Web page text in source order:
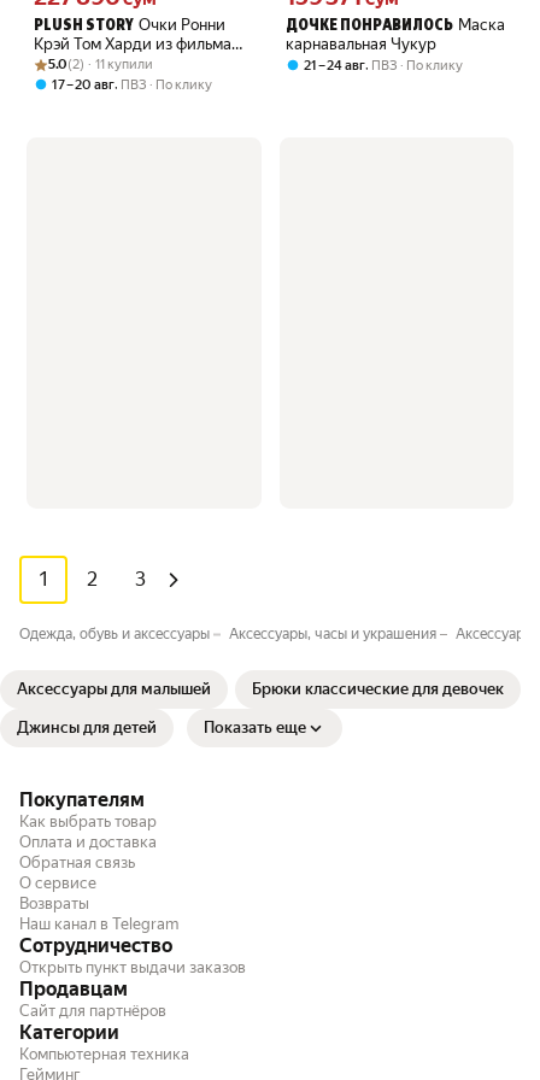
PLUSH STORY Очки Ронни
Крэй Том Харди из фильма
Легенда
Рейтинг товара: 5.0 из 5
Оценок: (2) · 11 купили
5.0(2) · 11 купили
17 – 20 авг, ПВЗ По клику
ДОЧКЕ ПОНРАВИЛОСЬ Маска
карнавальная Чукур
21 – 24 авг, ПВЗ По клику
1 2 3
Одежда, обувь и аксессуары Аксессуары, часы и украшения Аксессуары
Аксессуары для малышей Брюки классические для девочек
Джинсы для детей Показать еще
Покупателям
Как выбрать товар
Оплата и доставка
Обратная связь
О сервисе
Возвраты
Наш канал в Telegram
Сотрудничество
Открыть пункт выдачи заказов
Продавцам
Сайт для партнёров
Категории
Компьютерная техника
Гейминг